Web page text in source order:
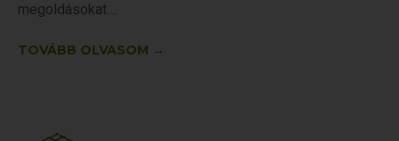
megoldásokat.
TOVÁBB OLVASOM →